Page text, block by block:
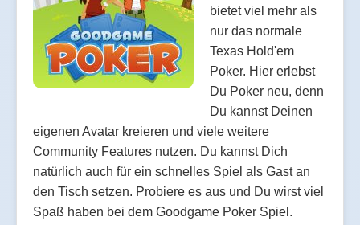
bietet viel mehr als
nur das normale
Texas Hold'em
Poker. Hier erlebst
Du Poker neu, denn
Du kannst Deinen
eigenen Avatar kreieren und viele weitere
Community Features nutzen. Du kannst Dich
natürlich auch für ein schnelles Spiel als Gast an
den Tisch setzen. Probiere es aus und Du wirst viel
Spaß haben bei dem Goodgame Poker Spiel.